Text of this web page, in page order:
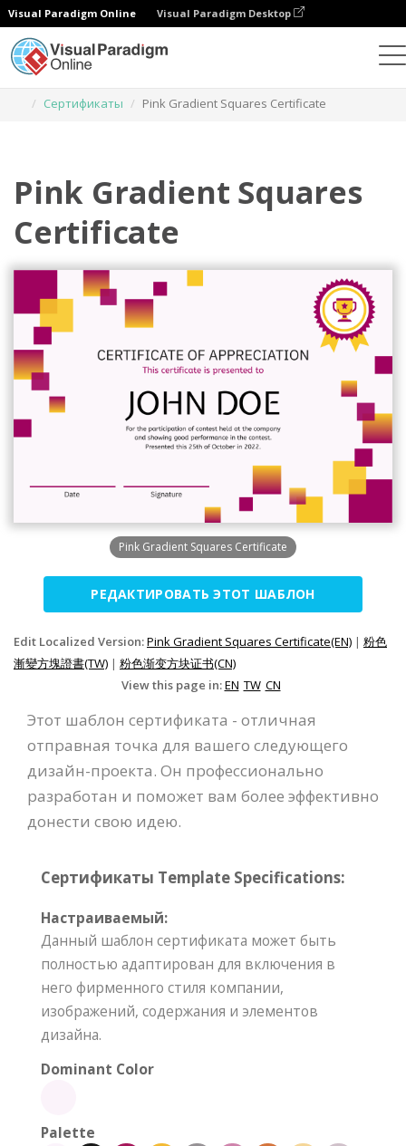
Visual Paradigm Online Visual Paradigm Desktop
Сертификаты
Pink Gradient Squares Certificate
Pink Gradient Squares
Certificate
Pink Gradient Squares Certificate
РЕДАКТИРОВАТЬ ЭТОТ ШАБЛОН
Edit Localized Version:Pink Gradient Squares Certificate(EN) | 粉色
漸變方塊證書(TW) | 粉色渐变方块证书(CN)
View this page in:EN TW CN
Этот шаблон сертификата - отличная
отправная точка для вашего следующего
дизайн-проекта. Он профессионально
разработан и поможет вам более эффективно
донести свою идею.
Сертификаты Template Specifications:
Настраиваемый:
Данный шаблон сертификата может быть
полностью адаптирован для включения в
него фирменного стиля компании,
изображений, содержания и элементов
дизайна.
Dominant Color
Palette